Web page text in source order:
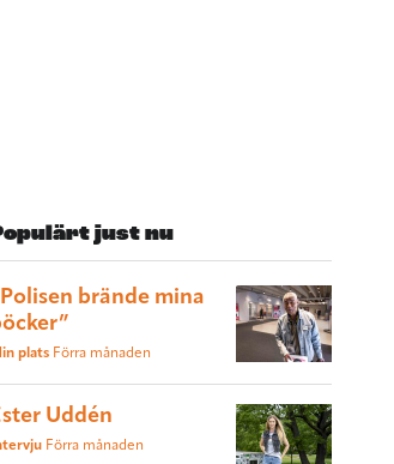
just nu
brände mina
plats Förra månaden
Uddén
Förra månaden